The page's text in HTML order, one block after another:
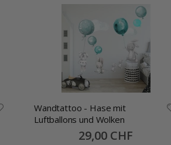
Wandtattoo - Hase mit
Luftballons und Wolken
Special
Price
29,00 CHF